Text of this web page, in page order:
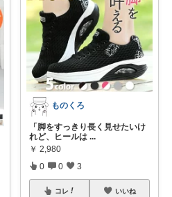
ものくろ
「脚をすっきり長く見せたいけ
れど、ヒールは ...
￥ 2,980
0 0 3
コレ いいね